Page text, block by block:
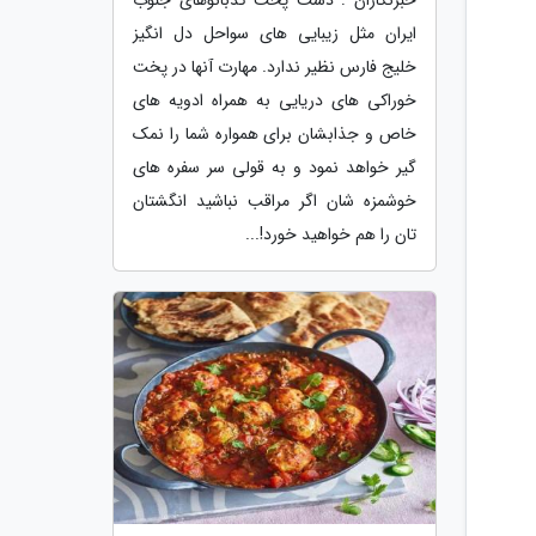
ایران مثل زیبایی های سواحل دل انگیز
خلیج فارس نظیر ندارد. مهارت آنها در پخت
خوراکی های دریایی به همراه ادویه های
خاص و جذابشان برای همواره شما را نمک
گیر خواهد نمود و به قولی سر سفره های
خوشمزه شان اگر مراقب نباشید انگشتان
تان را هم خواهید خورد!...